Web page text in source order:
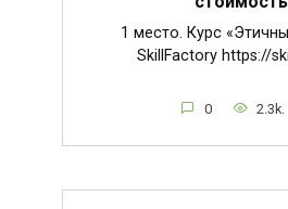
1 место. Курс
SkillFactory https://
0 2.3k.